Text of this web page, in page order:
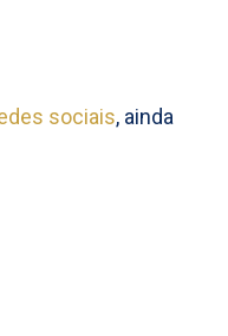
sociais, ainda